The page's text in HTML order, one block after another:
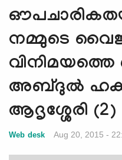
i
g
a
i
o
n
നമ്മുടെ
വിനിമയത്തെ
അബ്ദുല്‍
ആദൃശ്ശേരി (2)
Web desk Aug 20, 2015 -